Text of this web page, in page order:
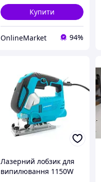
Купити
OnlineMarket 94%
Лазерний лобзик для
випилювання 1150W